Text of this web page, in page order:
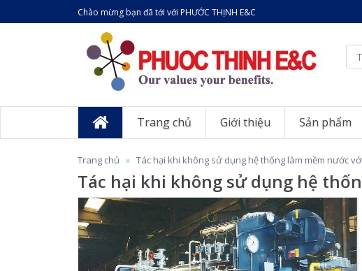
Chào mừng bạn đã tới với PHƯỚC THỊNH E&C
Trang chủ Giới thiệu Sản phẩm
Trang chủ Tác hại khi không sử dụng hệ thống làm mềm nước
Tác hại khi không sử dụng hệ